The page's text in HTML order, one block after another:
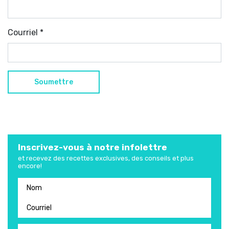
Courriel *
Inscrivez-vous à notre infolettre
et recevez des recettes exclusives, des conseils et plus
encore!